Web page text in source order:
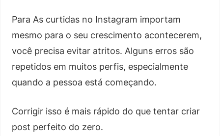
Para As curtidas no Instagram importam
mesmo para o seu crescimento acontecerem,
você precisa evitar atritos. Alguns erros são
repetidos em muitos perfis, especialmente
quando a pessoa está começando.
Corrigir isso é mais rápido do que tentar criar
post perfeito do zero.